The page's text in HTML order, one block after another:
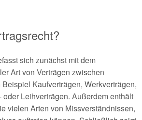
sich zunächst mit dem
Art von Verträgen zwischen
Kaufverträgen, Werkverträgen,
oder Leihverträgen. Außerdem enthält
vielen Arten von Missverständnissen,